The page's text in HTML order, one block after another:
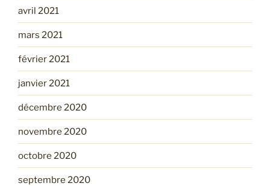
avril 2021
mars 2021
février 2021
janvier 2021
décembre 2020
novembre 2020
octobre 2020
septembre 2020